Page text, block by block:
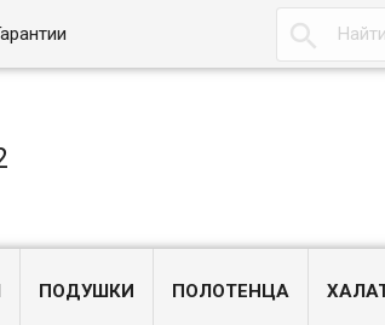

ПОДУШКИ ПОЛОТЕНЦА